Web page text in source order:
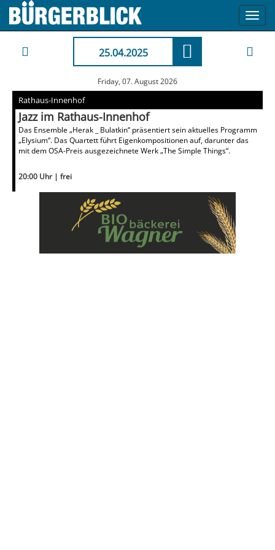
25.04.2025
Friday, 07. August 2026
Rathaus-Innenhof
Jazz im Rathaus-Innenhof
Das Ensemble „Herak _ Bulatkin“ präsentiert sein aktuelles Programm
„Elysium“. Das Quartett führt Eigenkompositionen auf, darunter das
mit dem OSA-Preis ausgezeichnete Werk „The Simple Things“.
20:00 Uhr | frei